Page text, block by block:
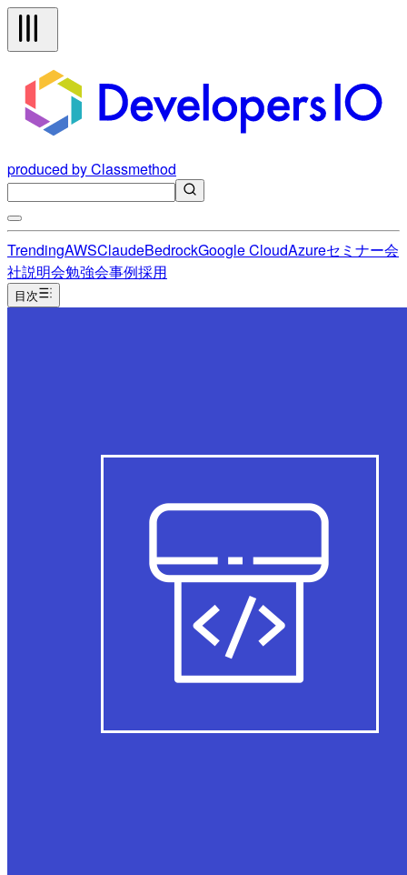
produced by Classmethod
TrendingAWSClaudeBedrockGoogle CloudAzureセミナー会
社説明会勉強会事例採用
目次